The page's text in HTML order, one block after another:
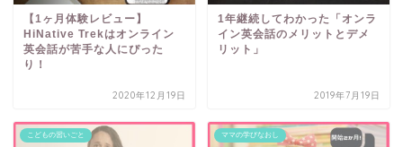
【1ヶ月体験レビュー】
HiNative Trekはオンライン
英会話が苦手な人にぴった
り！
2020年12月19日
1年継続してわかった「オンラ
イン英会話のメリットとデメ
リット」
2019年7月19日
こどもの習いごと ママの学びなおし